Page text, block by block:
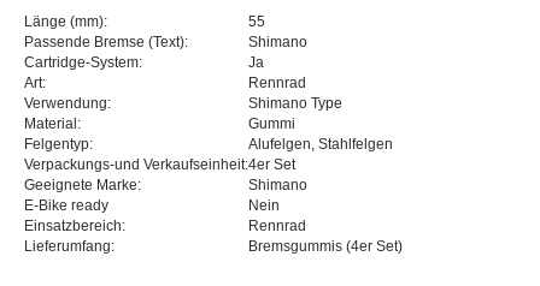
Länge (mm):
55
Passende Bremse (Text):
Shimano
Cartridge-System:
Ja
Art:
Rennrad
Verwendung:
Shimano Type
Material:
Gummi
Felgentyp:
Alufelgen, Stahlfelgen
Verpackungs-und Verkaufseinheit:4er Set
Geeignete Marke:
Shimano
E-Bike ready
Nein
Einsatzbereich:
Rennrad
Lieferumfang:
Bremsgummis (4er Set)